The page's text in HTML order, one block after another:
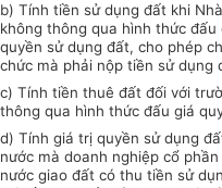
b) Tính tiền sử dụng đất khi
không thông qua hình thức
quyền sử dụng đất, cho phép
chức mà phải nộp tiền sử dụng
c) Tính tiền thuê đất đối với
thông qua hình thức đấu giá
d) Tính giá trị quyền sử dụng
nước mà doanh nghiệp cổ
nước giao đất có thu tiền sử